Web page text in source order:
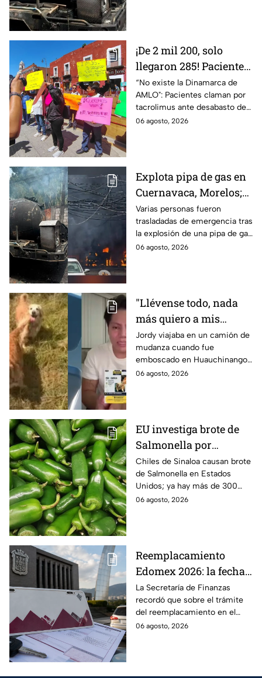
¡De 2 mil 200, solo
llegaron 285! Pacientes
claman por
medicamentos ante
desabasto en IMSS
Puebla
“No existe la Dinamarca de
AMLO": Pacientes claman por
tacrolimus ante desabasto de
medicamentos en hospital del
06 agosto, 2026
Explota pipa de gas en
Cuernavaca, Morelos;
se reportan más de 20
personas con
quemaduras
Varias personas fueron
trasladadas de emergencia tras
la explosión de una pipa de gas
cerca de la colonia Las
06 agosto, 2026
"Llévense todo, nada
más quiero a mis
perritas": Asaltan a un
joven, vacían sus
cuentas y le roban a sus
mascotas en
Jordy viajaba en un camión de
mudanza cuando fue
emboscado en Huauchinango,
Puebla, Además de quitarle
06 agosto, 2026
EU investiga brote de
Salmonella por
jalapeños de Sinaloa
Chiles de Sinaloa causan brote
de Salmonella en Estados
Unidos; ya hay más de 300
enfermos en 27 estados.
06 agosto, 2026
Reemplacamiento
Edomex 2026: la fecha
límite para obtener el
100% de descuento
La Secretaría de Finanzas
recordó que sobre el trámite
del reemplacamiento en el
Edomex, ¿hasta cuándo se
06 agosto, 2026